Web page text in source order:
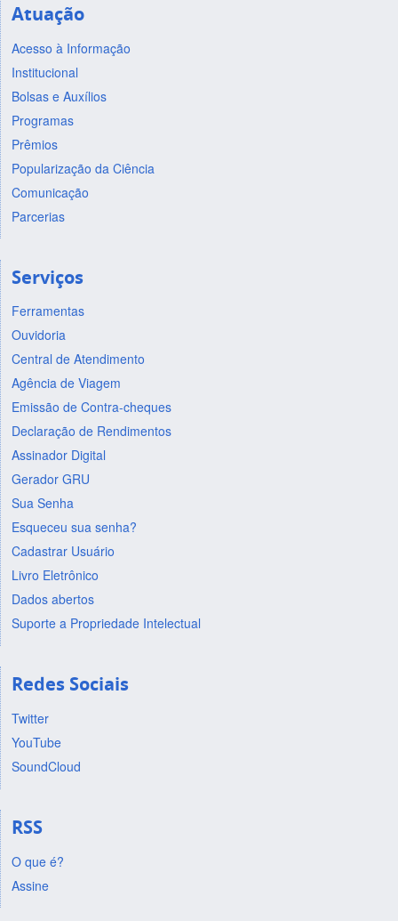
Atuação
Acesso à Informação
Institucional
Bolsas e Auxílios
Programas
Prêmios
Popularização da Ciência
Comunicação
Parcerias
Serviços
Ferramentas
Ouvidoria
Central de Atendimento
Agência de Viagem
Emissão de Contra-cheques
Declaração de Rendimentos
Assinador Digital
Gerador GRU
Sua Senha
Esqueceu sua senha?
Cadastrar Usuário
Livro Eletrônico
Dados abertos
Suporte a Propriedade Intelectual
Redes Sociais
Twitter
YouTube
SoundCloud
RSS
O que é?
Assine